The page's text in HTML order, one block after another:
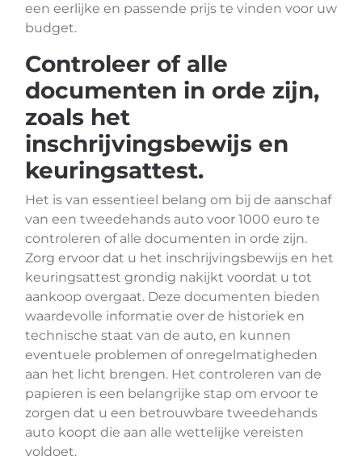
een eerlijke en passende prijs te vinden voor uw
budget.
Controleer of alle
documenten in orde zijn,
zoals het
inschrijvingsbewijs en
keuringsattest.
Het is van essentieel belang om bij de aanschaf
van een tweedehands auto voor 1000 euro te
controleren of alle documenten in orde zijn.
Zorg ervoor dat u het inschrijvingsbewijs en het
keuringsattest grondig nakijkt voordat u tot
aankoop overgaat. Deze documenten bieden
waardevolle informatie over de historiek en
technische staat van de auto, en kunnen
eventuele problemen of onregelmatigheden
aan het licht brengen. Het controleren van de
papieren is een belangrijke stap om ervoor te
zorgen dat u een betrouwbare tweedehands
auto koopt die aan alle wettelijke vereisten
voldoet.